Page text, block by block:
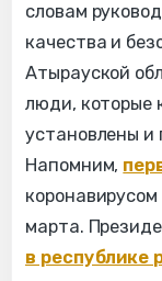
словам
качества и
Атырауской
люди, которые
установлены
Напомним,
марта.
в республике